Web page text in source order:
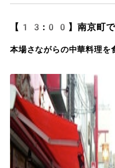
【13:00】南京町で
本場さながらの中華料理を